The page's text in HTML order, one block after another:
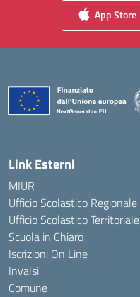
App Store
Link Esterni
MIUR
Ufficio Scolastico Regionale
Ufficio Scolastico Territoriale
Scuola in Chiaro
Iscrizioni On Line
Invalsi
Comune